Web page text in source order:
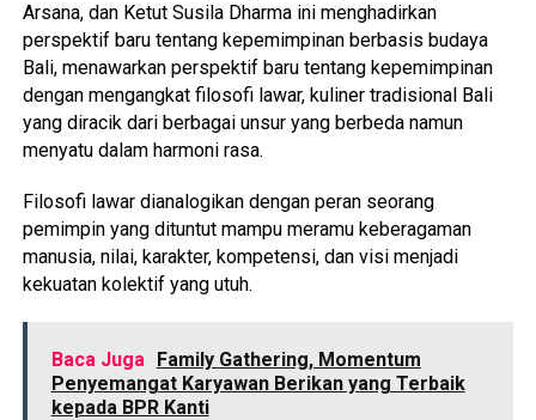
Arsana, dan Ketut Susila Dharma ini menghadirkan
perspektif baru tentang kepemimpinan berbasis budaya
Bali, menawarkan perspektif baru tentang kepemimpinan
dengan mengangkat filosofi lawar, kuliner tradisional Bali
yang diracik dari berbagai unsur yang berbeda namun
menyatu dalam harmoni rasa.
Filosofi lawar dianalogikan dengan peran seorang
pemimpin yang dituntut mampu meramu keberagaman
manusia, nilai, karakter, kompetensi, dan visi menjadi
kekuatan kolektif yang utuh.
Baca Juga Family Gathering, Momentum
Penyemangat Karyawan Berikan yang Terbaik
kepada BPR Kanti